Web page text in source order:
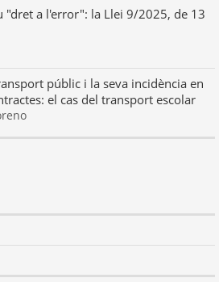
"dret a l'error": la Llei 9/2025, de 13
públic i la seva incidència en
el cas del transport escolar